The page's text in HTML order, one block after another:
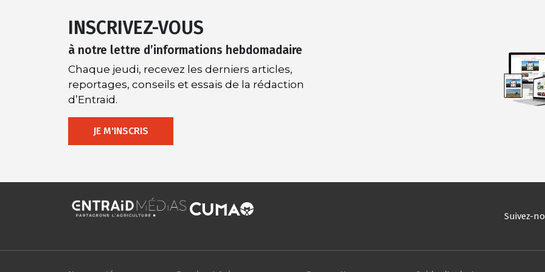
INSCRIVEZ-VOUS
à notre lettre d’informations hebdomadaire
Chaque jeudi, recevez les derniers articles,
reportages, conseils et essais de la rédaction
d’Entraid.
JE M'INSCRIS
Suivez-